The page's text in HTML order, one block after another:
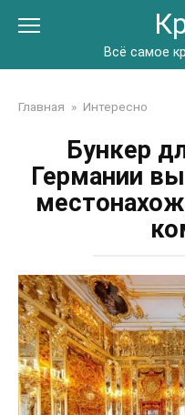
Всё самое
Главная » Интересно
Бункер
Германии